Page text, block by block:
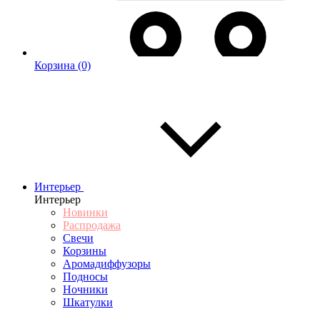
Корзина (0)
Интерьер
Интерьер
Новинки
Распродажа
Свечи
Корзины
Аромадиффузоры
Подносы
Ночники
Шкатулки